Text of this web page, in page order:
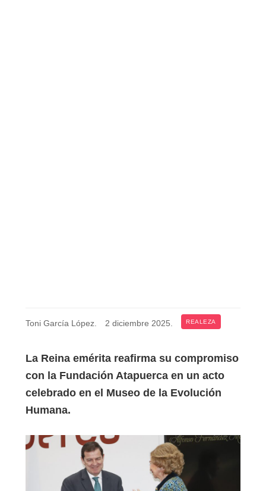
Toni García López. 2 diciembre 2025. REALEZA
La Reina emérita reafirma su compromiso
con la Fundación Atapuerca en un acto
celebrado en el Museo de la Evolución
Humana.